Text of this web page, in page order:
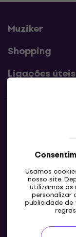
Usamos
nosso site.
utilizamos
personalizar
publicidade de
Muziker
Shopping
Ligações úteis